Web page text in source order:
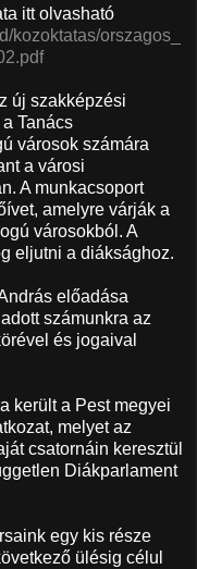
itt olvasható
kozoktatas/orszagos_
új szakképzési
Tanács
városok számára
a városi
A munkacsoport
amelyre várják a
városokból. A
eljutni a diáksághoz.
előadása
számunkra az
és jogaival
került a Pest megyei
melyet az
csatornáin keresztül
Diákparlament
egy kis része
ülésig célul